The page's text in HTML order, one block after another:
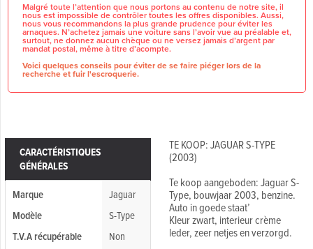
Malgré toute l’attention que nous portons au contenu de notre site, il
nous est impossible de contrôler toutes les offres disponibles. Aussi,
nous vous recommandons la plus grande prudence pour éviter les
arnaques. N’achetez jamais une voiture sans l’avoir vue au préalable et,
surtout, ne donnez aucun chèque ou ne versez jamais d’argent par
mandat postal, même à titre d’acompte.
Voici quelques conseils pour éviter de se faire piéger lors de la
recherche et fuir l'escroquerie.
CARACTÉRISTIQUES
GÉNÉRALES
Marque
Jaguar
Modèle
S-Type
T.V.A récupérable
Non
TE KOOP: JAGUAR S-TYPE
(2003)
Te koop aangeboden: Jaguar S-
Type, bouwjaar 2003, benzine.
Auto in goede staat’
Kleur zwart, interieur crème
leder, zeer netjes en verzorgd.